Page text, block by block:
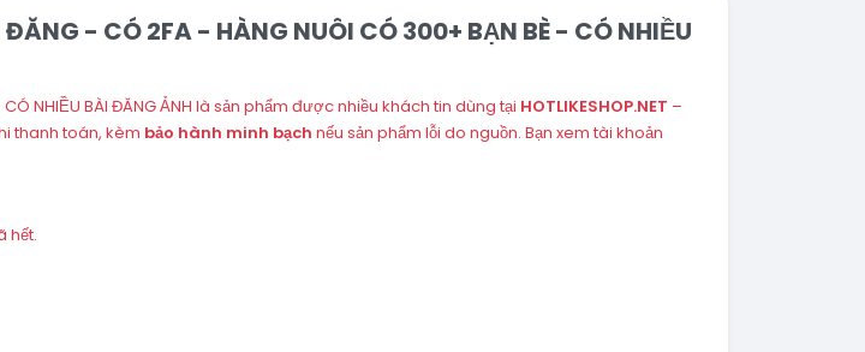
- CÓ 2FA - HÀNG NUÔI CÓ 300+ BẠN BÈ - CÓ NHIỀU
CÓ NHIỀU BÀI ĐĂNG ẢNH là sản phẩm được nhiều khách tin dùng tại HOTLIKESHOP.NET –
thanh toán, kèm bảo hành minh bạch nếu sản phẩm lỗi do nguồn. Bạn xem tài khoản
hết.